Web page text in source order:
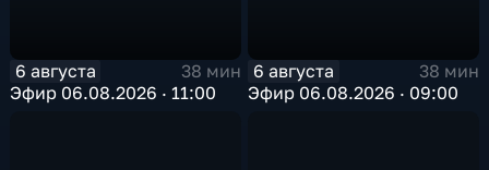
6 августа
38 мин
Эфир 06.08.2026 · 11:00
6 августа
38 мин
Эфир 06.08.2026 · 09:00